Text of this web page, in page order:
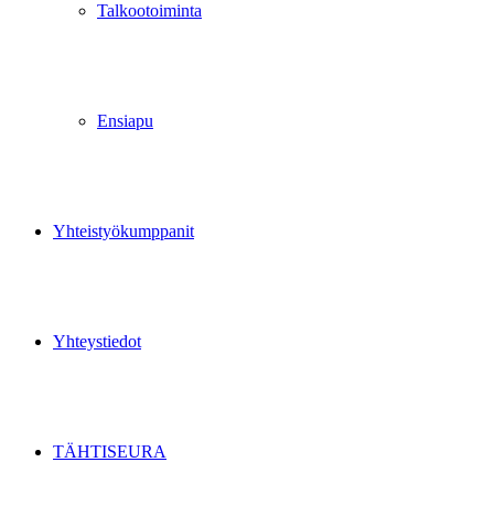
Talkootoiminta
Ensiapu
Yhteistyökumppanit
Yhteystiedot
TÄHTISEURA